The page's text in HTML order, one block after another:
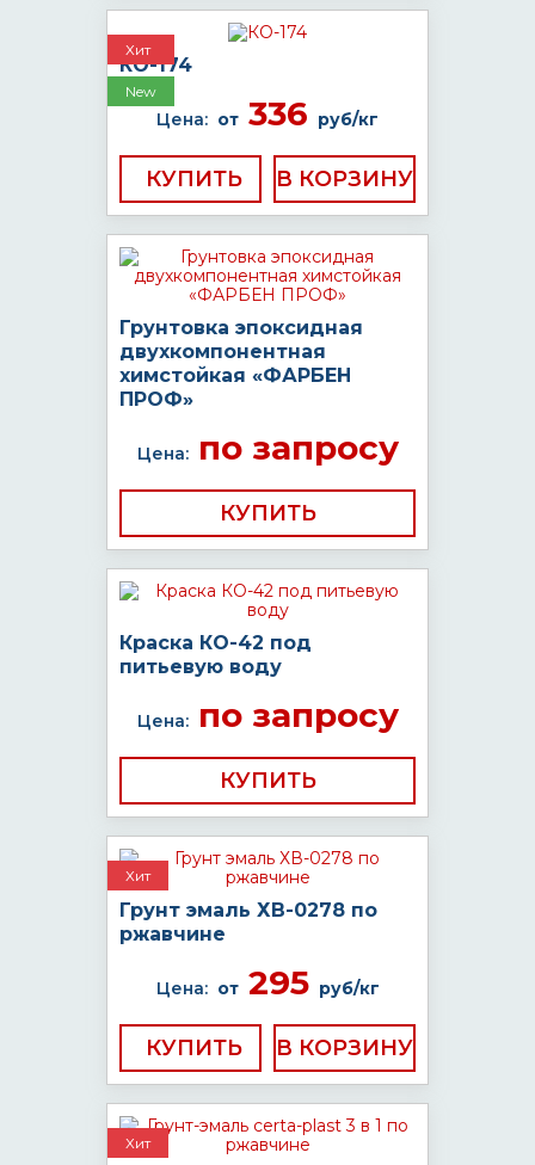
Хит
New
КО-174
Цена: от 336 руб/кг
КУПИТЬ
Грунтовка эпоксидная
двухкомпонентная
химстойкая «ФАРБЕН
ПРОФ»
Цена:по запросу
КУПИТЬ
Краска КО-42 под
питьевую воду
Цена:по запросу
КУПИТЬ
Хит
Грунт эмаль ХВ-0278 по
ржавчине
Цена: от295 руб/кг
КУПИТЬ
Хит